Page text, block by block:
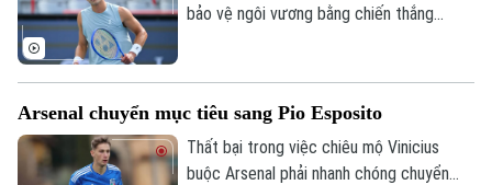
bảo vệ ngôi vương bằng chiến thắng
Arsenal chuyển mục tiêu sang Pio Esposito
Thất bại trong việc chiêu mộ Vinicius
buộc Arsenal phải nhanh chóng chuyển